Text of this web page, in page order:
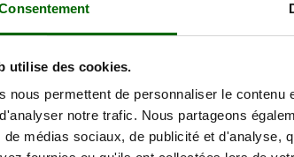
utilise des cookies.
nous permettent de personnaliser le
notre trafic. Nous partageons
de médias sociaux, de publicité et d'analyse,